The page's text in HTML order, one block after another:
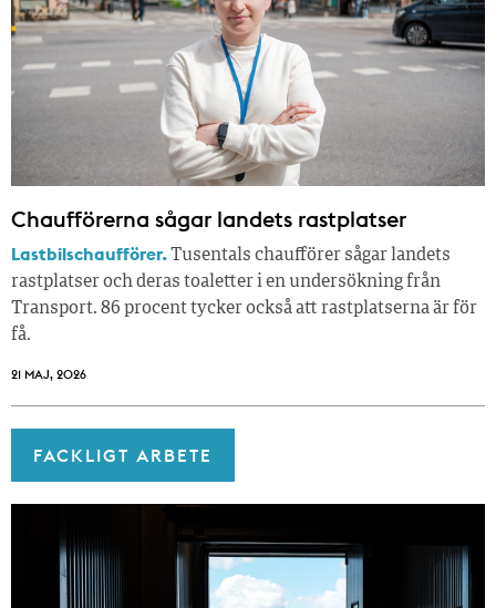
Chaufförerna sågar landets rastplatser
Lastbilschaufförer.Tusentals chaufförer sågar landets
rastplatser och deras toaletter i en undersökning från
Transport. 86 procent tycker också att rastplatserna är för
få.
21 MAJ, 2026
FACKLIGT ARBETE